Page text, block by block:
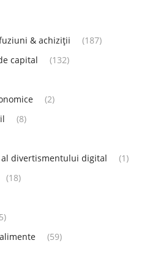
& achiziții
(187)
capital
(132)
(2)
(8)
divertismentului digital
(1)
(18)
(59)